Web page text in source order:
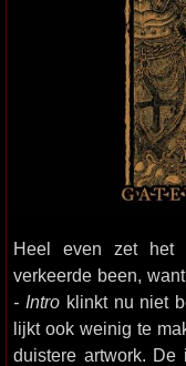
Heel even zet het
verkeerde been,
- Introklinkt nu niet
lijkt ook weinig te
duistere artwork. De